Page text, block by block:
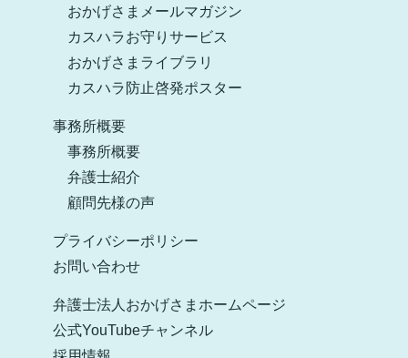
おかげさまメールマガジン
カスハラお守りサービス
おかげさまライブラリ
カスハラ防止啓発ポスター
事務所概要
事務所概要
弁護士紹介
顧問先様の声
プライバシーポリシー
お問い合わせ
弁護士法人おかげさまホームページ
公式YouTubeチャンネル